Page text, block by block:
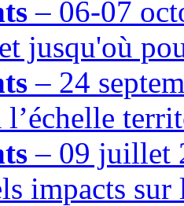
– 06-07
jusqu'où
– 24
– 09 juillet
impacts